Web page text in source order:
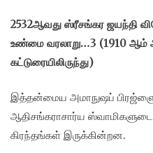
2532ஆவது ஸ்ரீசங்கர ஜயந்தி
உண்மை வரலாறு…3 (1910 ஆம்
கட்டுரையிலிருந்து)
இத்தன்மைய அமாநுஷப்
ஆதிசங்கராசார்ய
கிரந்தங்கள் இருக்கின்றன.